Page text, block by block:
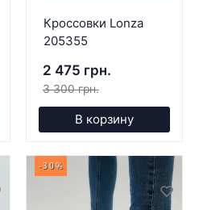
Кроссовки Lonza
205355
2 475 грн.
3 300 грн.
В корзину
-30%